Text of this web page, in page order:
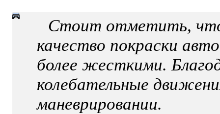
Стоит отметить, что
качество покраски
более жесткими.
колебательные
маневрировании.